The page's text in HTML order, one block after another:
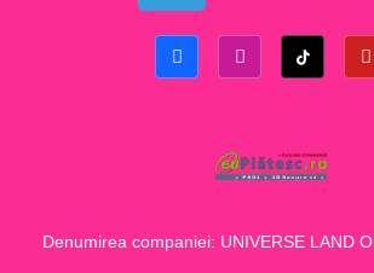
Denumirea companiei: UNIVERSE LAND